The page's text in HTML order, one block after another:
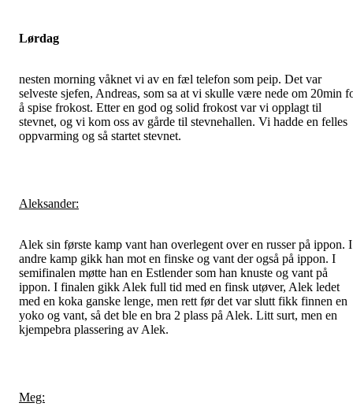
Lørdag
nesten morning våknet vi av en fæl telefon som peip. Det var
selveste sjefen, Andreas, som sa at vi skulle være nede om 20min
å spise frokost. Etter en god og solid frokost var vi opplagt til
stevnet, og vi kom oss av gårde til stevnehallen. Vi hadde en felles
oppvarming og så startet stevnet.
Aleksander:
Alek sin første kamp vant han overlegent over en russer på ippon. I
andre kamp gikk han mot en finske og vant der også på ippon. I
semifinalen møtte han en Estlender som han knuste og vant på
ippon. I finalen gikk Alek full tid med en finsk utøver, Alek ledet
med en koka ganske lenge, men rett før det var slutt fikk finnen en
yoko og vant, så det ble en bra 2 plass på Alek. Litt surt, men en
kjempebra plassering av Alek.
Meg: